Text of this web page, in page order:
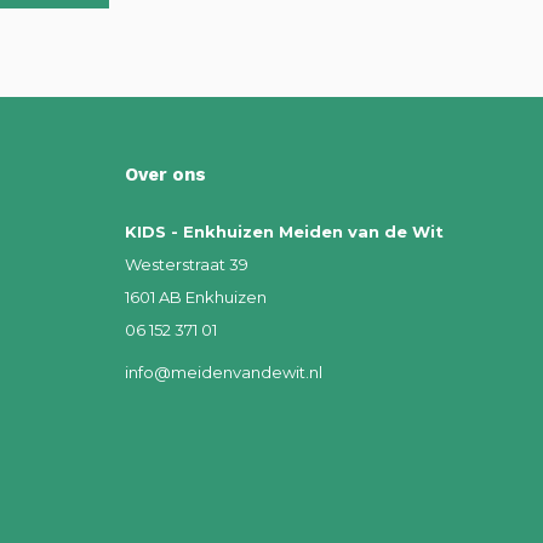
Over ons
KIDS - Enkhuizen Meiden van de Wit
Westerstraat 39
1601 AB Enkhuizen
06 152 371 01
info@meidenvandewit.nl